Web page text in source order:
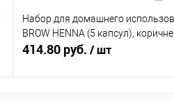
Набор для домашнего
BROW HENNA (5 капсул),
414.80 руб. / шт